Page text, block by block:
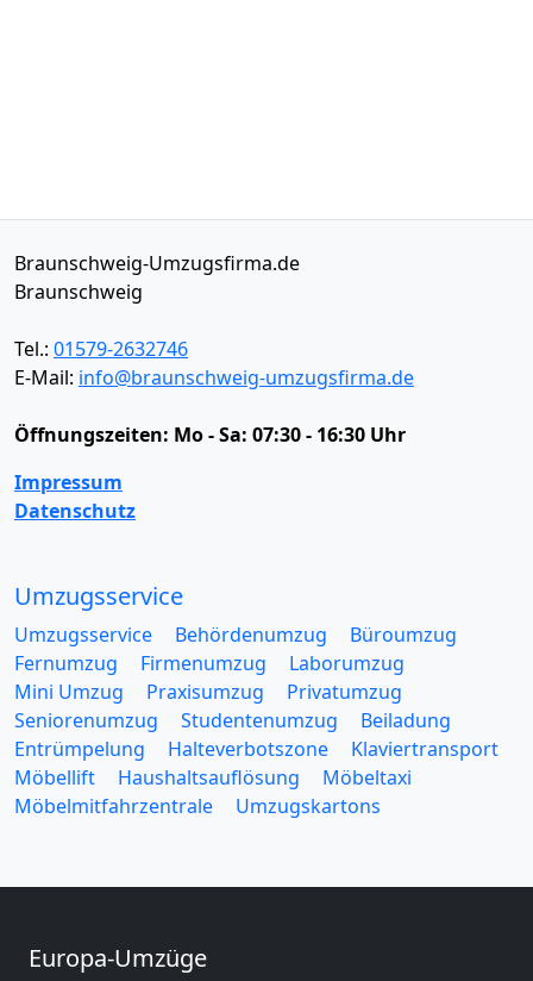
Braunschweig-Umzugsfirma.de
Braunschweig
Tel.: 01579-2632746
E-Mail: info@braunschweig-umzugsfirma.de
Öffnungszeiten: Mo - Sa: 07:30 - 16:30 Uhr
Impressum
Datenschutz
Umzugsservice
Umzugsservice Behördenumzug
Büroumzug
Fernumzug
Firmenumzug
Laborumzug
Mini Umzug
Praxisumzug
Privatumzug
Seniorenumzug
Studentenumzug
Beiladung
Entrümpelung
Halteverbotszone
Klaviertransport
Möbellift
Haushaltsauflösung
Möbeltaxi
Möbelmitfahrzentrale
Umzugskartons
Europa-Umzüge